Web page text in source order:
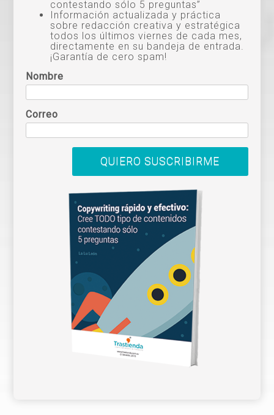
contestando sólo 5 preguntas”
Información actualizada y práctica
sobre redacción creativa y estratégica
todos los últimos viernes de cada mes,
directamente en su bandeja de entrada.
¡Garantía de cero spam!
Nombre
Correo